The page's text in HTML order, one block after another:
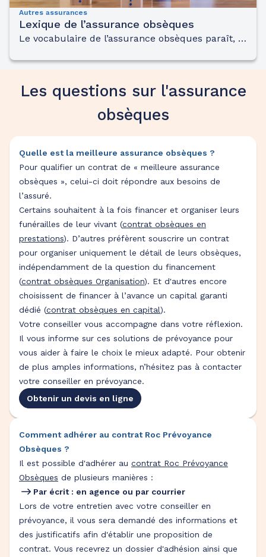
Autres assurances
Lexique de l’assurance obsèques
Le vocabulaire de l’assurance obsèques paraît, pour certains, complexe et difficile à comprendre. Les termes juridiques et techniques sont nombreux, parfois ambigus, et peuvent ainsi dérouter les personnes dans leur réflexion. Pour répondre aux questions et vous aider à y voir clair, nous avons conçu ce lexique de l’assurance obsèques.
Les questions sur l'assurance
obsèques
Quelle est la meilleure assurance obsèques ?
Pour qualifier un contrat de « meilleure assurance
obsèques », celui-ci doit répondre aux besoins de
l’assuré.
Certains souhaitent à la fois financer et organiser leurs
funérailles de leur vivant (contrat obsèques en
prestations). D’autres préfèrent souscrire un contrat
pour organiser uniquement le détail de leurs obsèques,
indépendamment de la question du financement
(contrat obsèques Organisation). Et d'autres encore
choisissent de financer à l’avance un capital garanti
dédié (contrat obsèques en capital).
Votre conseiller vous accompagne dans votre réflexion.
Il vous informe sur ces solutions de prévoyance pour
vous aider à faire le choix le mieux adapté. Pour obtenir
de plus amples informations, n’hésitez pas à contacter
votre conseiller en prévoyance.
Obtenir un devis en ligne
Comment adhérer au contrat Roc Prévoyance
Obsèques ?
Il est possible d'adhérer au contrat Roc Prévoyance
Obsèques de plusieurs manières :
Par écrit : en agence ou par courrier
Lors de votre entretien avec votre conseiller en
prévoyance, il vous sera demandé des informations et
des justificatifs afin d'établir une proposition de
contrat. Vous recevrez un dossier d'adhésion ainsi que